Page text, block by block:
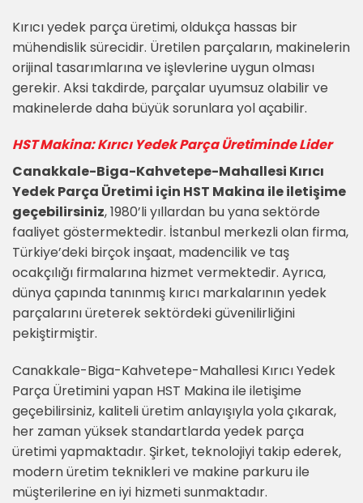
Kırıcı yedek parça üretimi, oldukça hassas bir
mühendislik sürecidir. Üretilen parçaların, makinelerin
orijinal tasarımlarına ve işlevlerine uygun olması
gerekir. Aksi takdirde, parçalar uyumsuz olabilir ve
makinelerde daha büyük sorunlara yol açabilir.
HST Makina: Kırıcı Yedek Parça Üretiminde Lider
Canakkale-Biga-Kahvetepe-Mahallesi Kırıcı
Yedek Parça Üretimi için HST Makina ile iletişime
geçebilirsiniz, 1980’li yıllardan bu yana sektörde
faaliyet göstermektedir. İstanbul merkezli olan firma,
Türkiye’deki birçok inşaat, madencilik ve taş
ocakçılığı firmalarına hizmet vermektedir. Ayrıca,
dünya çapında tanınmış kırıcı markalarının yedek
parçalarını üreterek sektördeki güvenilirliğini
pekiştirmiştir.
Canakkale-Biga-Kahvetepe-Mahallesi Kırıcı Yedek
Parça Üretimini yapan HST Makina ile iletişime
geçebilirsiniz, kaliteli üretim anlayışıyla yola çıkarak,
her zaman yüksek standartlarda yedek parça
üretimi yapmaktadır. Şirket, teknolojiyi takip ederek,
modern üretim teknikleri ve makine parkuru ile
müşterilerine en iyi hizmeti sunmaktadır.